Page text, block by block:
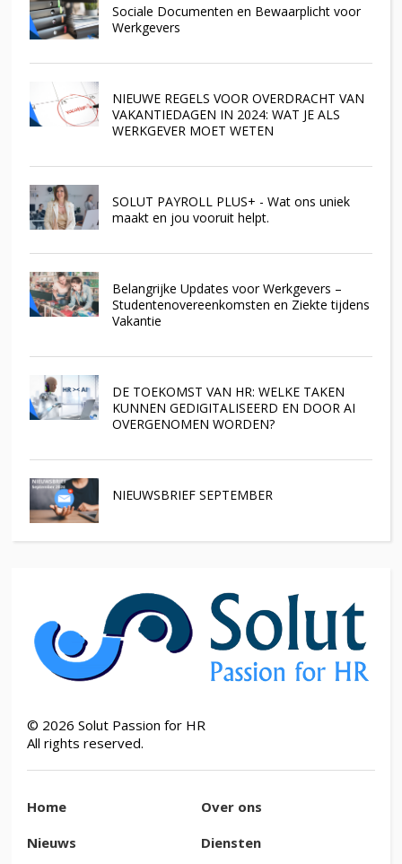
Sociale Documenten en Bewaarplicht voor
Werkgevers
NIEUWE REGELS VOOR OVERDRACHT VAN
VAKANTIEDAGEN IN 2024: WAT JE ALS
WERKGEVER MOET WETEN
SOLUT PAYROLL PLUS+ - Wat ons uniek
maakt en jou vooruit helpt.
Belangrijke Updates voor Werkgevers –
Studentenovereenkomsten en Ziekte tijdens
Vakantie
DE TOEKOMST VAN HR: WELKE TAKEN
KUNNEN GEDIGITALISEERD EN DOOR AI
OVERGENOMEN WORDEN?
NIEUWSBRIEF SEPTEMBER
© 2026 Solut Passion for HR
All rights reserved.
Home
Over ons
Nieuws
Diensten